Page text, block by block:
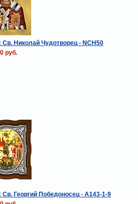
Св. Николай Чудотворец - NCH50
руб.
Св. Георгий Победоносец - A143-1-9